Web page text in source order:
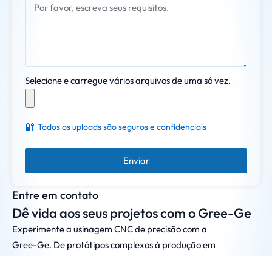
Entre em contato
Dê vida aos seus projetos com o Gree-Ge
Experimente a usinagem CNC de precisão com a
Gree-Ge. De protótipos complexos à produção em
Selecione e carregue vários arquivos de uma só vez.
🔐 Todos os uploads são seguros e confidenciais
Enviar